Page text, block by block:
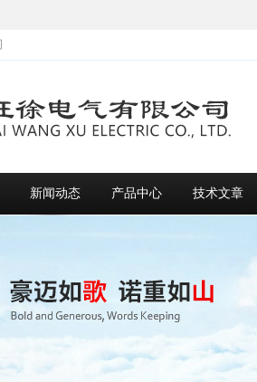
新闻动态 产品中心 技术文章